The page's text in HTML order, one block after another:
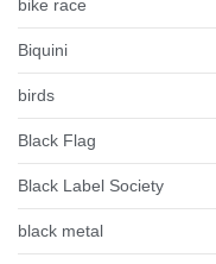
bike race
Biquini
birds
Black Flag
Black Label Society
black metal